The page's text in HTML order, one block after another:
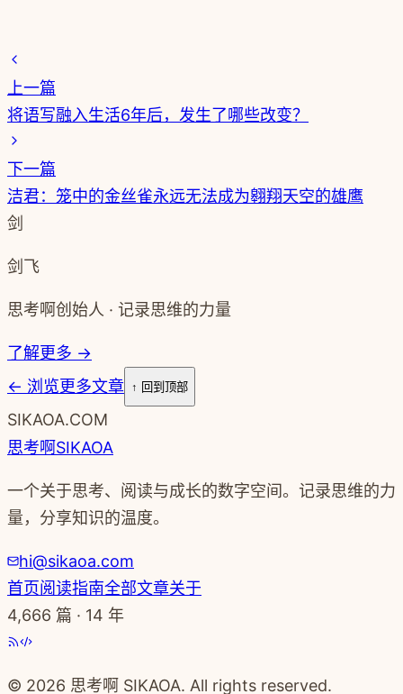
上一篇
将语写融入生活6年后，发生了哪些改变？
下一篇
洁君：笼中的金丝雀永远无法成为翱翔天空的雄鹰
剑
剑飞
思考啊创始人 · 记录思维的力量
了解更多 →
← 浏览更多文章 ↑ 回到顶部
SIKAOA.COM
思考啊SIKAOA
一个关于思考、阅读与成长的数字空间。记录思维的力
量，分享知识的温度。
hi@sikaoa.com
首页阅读指南全部文章关于
4,666 篇 · 14 年
© 2026 思考啊 SIKAOA. All rights reserved.